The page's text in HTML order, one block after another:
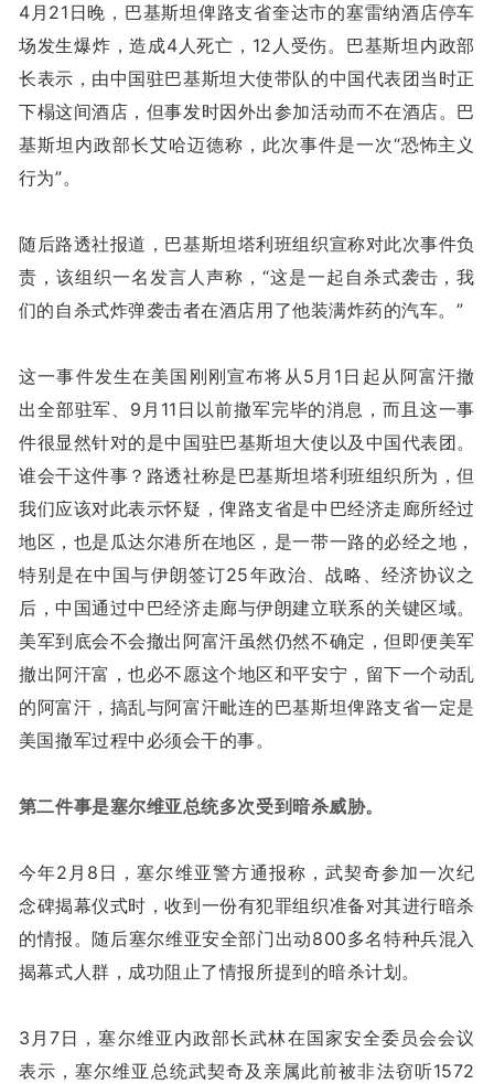
4月21日晚，巴基斯坦俾路支省奎达市的塞雷纳酒店停车
场发生爆炸，造成4人死亡，12人受伤。巴基斯坦内政部
长表示，由中国驻巴基斯坦大使带队的中国代表团当时正
下榻这间酒店，但事发时因外出参加活动而不在酒店。巴
基斯坦内政部长艾哈迈德称，此次事件是一次“恐怖主义
行为”。
随后路透社报道，巴基斯坦塔利班组织宣称对此次事件负
责，该组织一名发言人声称，“这是一起自杀式袭击，我
们的自杀式炸弹袭击者在酒店用了他装满炸药的汽车。”
这一事件发生在美国刚刚宣布将从5月1日起从阿富汗撤
出全部驻军、9月11日以前撤军完毕的消息，而且这一事
件很显然针对的是中国驻巴基斯坦大使以及中国代表团。
谁会干这件事？路透社称是巴基斯坦塔利班组织所为，但
我们应该对此表示怀疑，俾路支省是中巴经济走廊所经过
地区，也是瓜达尔港所在地区，是一带一路的必经之地，
特别是在中国与伊朗签订25年政治、战略、经济协议之
后，中国通过中巴经济走廊与伊朗建立联系的关键区域。
美军到底会不会撤出阿富汗虽然仍然不确定，但即便美军
撤出阿汗富，也必不愿这个地区和平安宁，留下一个动乱
的阿富汗，搞乱与阿富汗毗连的巴基斯坦俾路支省一定是
美国撤军过程中必须会干的事。
第二件事是塞尔维亚总统多次受到暗杀威胁。
今年2月8日，塞尔维亚警方通报称，武契奇参加一次纪
念碑揭幕仪式时，收到一份有犯罪组织准备对其进行暗杀
的情报。随后塞尔维亚安全部门出动800多名特种兵混入
揭幕式人群，成功阻止了情报所提到的暗杀计划。
3月7日，塞尔维亚内政部长武林在国家安全委员会会议
表示，塞尔维亚总统武契奇及亲属此前被非法窃听1572